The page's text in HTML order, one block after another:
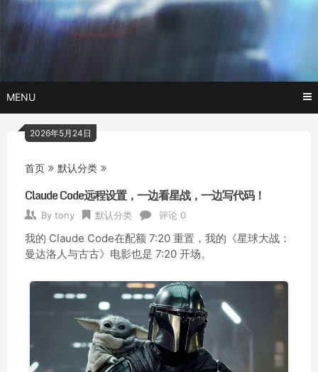
托尼不是
塔克
玩转AI黑科技,AI换脸，AI绘画，AI聊天….
MENU
2026年5月24日
首页 默认分类
Claude Code远程设置，一边看星战，一边写代码！
By tony 默认分类 评论 0
我的 Claude Code在配额 7:20 重置，我的《星球大战：
曼达洛人与古古》电影也是 7:20 开场。